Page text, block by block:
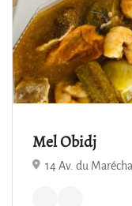
Mel Obidj
14 Av. du